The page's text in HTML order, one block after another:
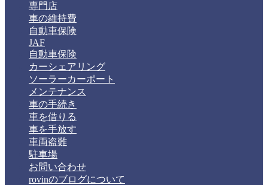
専門店
車の維持費
自動車保険
JAF
自動車保険
カーシェアリング
ソーラーカーポート
メンテナンス
車の手続き
車を借りる
車を手放す
車両盗難
駐車場
お問い合わせ
rovinのブログについて